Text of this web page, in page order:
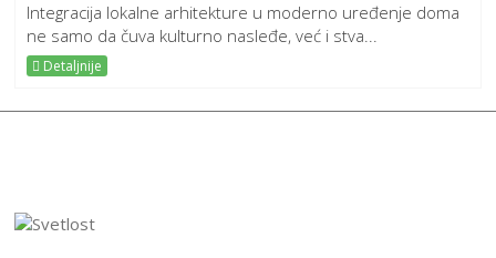
Integracija lokalne arhitekture u moderno uređenje doma
ne samo da čuva kulturno nasleđe, već i stva...
Detaljnije